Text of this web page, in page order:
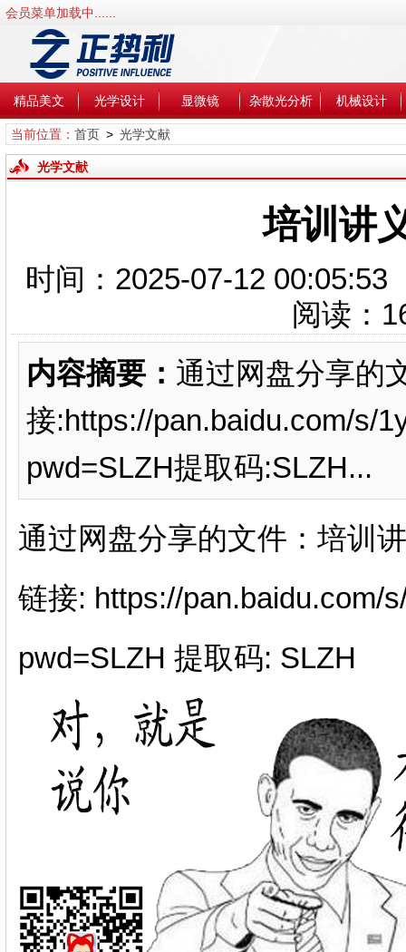
会员菜单加载中......
精品美文 光学设计 显微镜 杂散光分析 机械设计
当前位置： 首页> 光学文献
光学文献
培训讲
时间：2025-07-12
阅读：
内容摘要： 通过网盘分享的
接:https://pan.baidu.com/s/
pwd=SLZH提取码:SLZH...
通过网盘分享的文件：培训
链接: https://pan.baidu.com/
pwd=SLZH 提取码: SLZH